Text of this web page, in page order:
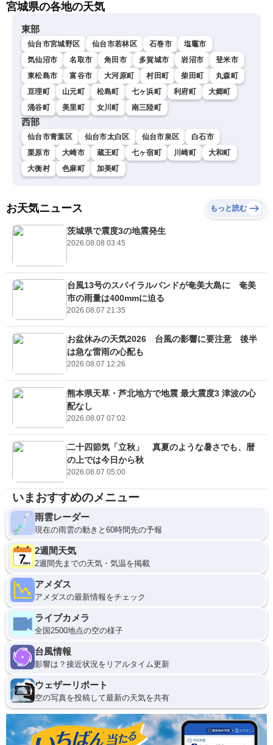
宮城県の各地の天気
東部
仙台市宮城野区 仙台市若林区 石巻市
塩竈市
気仙沼市
名取市 角田市 多賀城市 岩沼市
登米市
東松島市
富谷市 大河原町 村田町 柴田町
丸森町
亘理町
山元町 松島町 七ヶ浜町 利府町
大郷町
涌谷町
美里町 女川町 南三陸町
西部
仙台市青葉区 仙台市太白区 仙台市泉区
白石市
栗原市
大崎市 蔵王町 七ヶ宿町 川崎町
大和町
大衡村
色麻町 加美町
お天気ニュース もっと読む
茨城県で震度3の地震発生
2026.08.08 03:45
台風13号のスパイラルバンドが奄美大島に 奄美
市の雨量は400mmに迫る
2026.08.07 21:35
お盆休みの天気2026 台風の影響に要注意 後半
は急な雷雨の心配も
2026.08.07 12:26
熊本県天草・芦北地方で地震 最大震度3 津波の心
配なし
2026.08.07 07:02
二十四節気「立秋」 真夏のような暑さでも、暦
の上では今日から秋
2026.08.07 05:00
いまおすすめのメニュー
雨雲レーダー
現在の雨雲の動きと60時間先の予報
2週間天気
2週間先までの天気・気温を掲載
アメダス
アメダスの最新情報をチェック
ライブカメラ
全国2500地点の空の様子
台風情報
影響は？接近状況をリアルタイム更新
ウェザーリポート
空の写真を投稿して最新の天気を共有